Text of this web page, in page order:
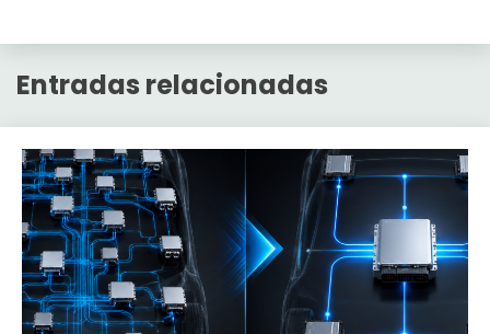
Entradas relacionadas